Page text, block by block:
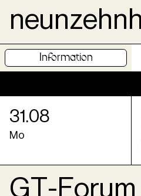
Information
31.08
Mo